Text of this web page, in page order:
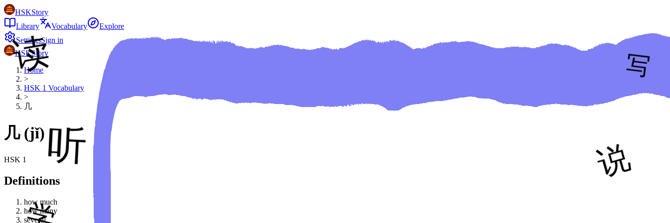
HSKStory
Library
Vocabulary
Explore
SettingsSign in
HSKStory
Home
>
HSK 1 Vocabulary
>
几
几 (jǐ)
HSK 1
Definitions
how much
how many
several